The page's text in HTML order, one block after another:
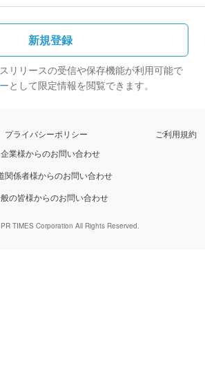
新規登録
リリースの受信や保存機能が利用可能で
として限定情報を閲覧できます。
プライバシーポリシー
ご利用規約
企業様からのお問い合わせ
関係者様からのお問い合わせ
の皆様からのお問い合わせ
TIMES Corporation All Rights Reserved.